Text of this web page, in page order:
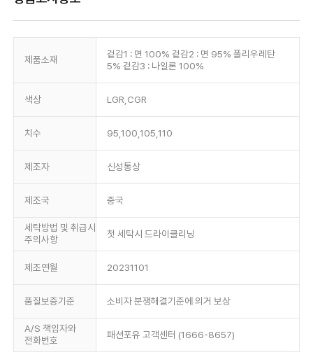
제품소재
겉감1 : 면 100% 겉감2 : 면 95% 폴리우레탄
5% 겉감3 : 나일론 100%
색상 LGR,CGR
치수 95,100,105,110
제조자 신성통상
제조국 중국
세탁방법 및 취급시
주의사항
첫 세탁시 드라이클리닝
제조연월 20231101
품질보증기준 소비자 분쟁해결기준에 의거 보상
A/S 책임자와
전화번호
패션포유 고객센터 (1666-8657)